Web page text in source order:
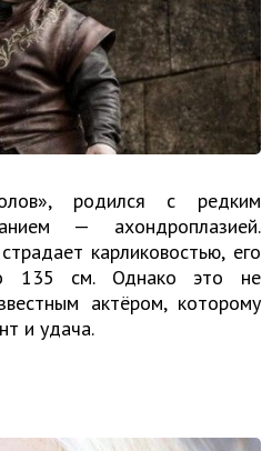
родился с редким
— ахондроплазией.
карликовостью, его
135 см. Однако это не
актёром, которому
и удача.